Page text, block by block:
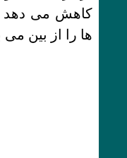
کاهش می دهد
ها را از بین می